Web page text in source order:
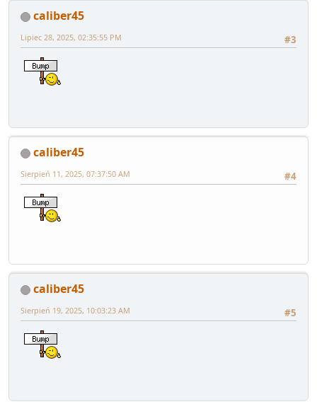
caliber45
#3
Lipiec 28, 2025, 02:35:55 PM
caliber45
#4
Sierpień 11, 2025, 07:37:50 AM
caliber45
#5
Sierpień 19, 2025, 10:03:23 AM